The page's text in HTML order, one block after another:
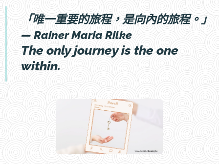
「唯一重要的旅程，是向內的旅程。」
— Rainer Maria Rilke
The only journey is the one
within.